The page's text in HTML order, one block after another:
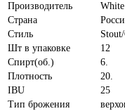
Производитель
Страна
Стиль
Шт в упаковке
12
Спирт(об.)
6.
Плотность
20.
IBU
25
Тип брожения